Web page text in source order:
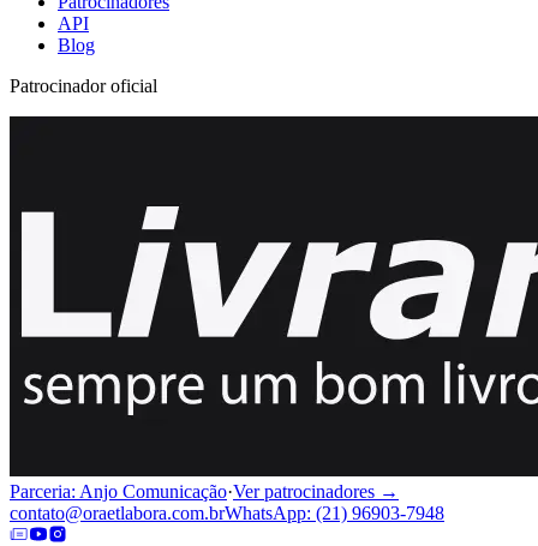
API
Blog
Patrocinador oficial
Parceria: Anjo Comunicação·Ver patrocinadores →
contato@oraetlabora.com.brWhatsApp: (21) 96903-7948